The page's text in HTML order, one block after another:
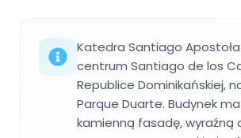
Katedra Santiago
centrum Santiago de los
Republice Dominikańskiej,
Parque Duarte. Budynek
kamienną fasadę, wyraźną